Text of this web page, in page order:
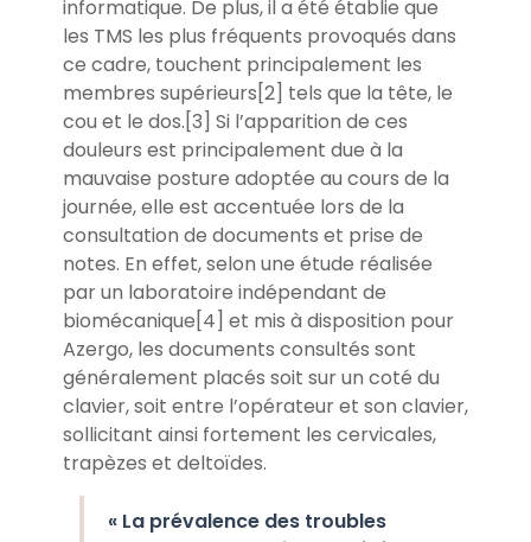
informatique. De plus, il a été établie que
les TMS les plus fréquents provoqués dans
ce cadre, touchent principalement les
membres supérieurs[2] tels que la tête, le
cou et le dos.[3] Si l’apparition de ces
douleurs est principalement due à la
mauvaise posture adoptée au cours de la
journée, elle est accentuée lors de la
consultation de documents et prise de
notes. En effet, selon une étude réalisée
par un laboratoire indépendant de
biomécanique[4] et mis à disposition pour
Azergo, les documents consultés sont
généralement placés soit sur un coté du
clavier, soit entre l’opérateur et son clavier,
sollicitant ainsi fortement les cervicales,
trapèzes et deltoïdes.
« La prévalence des troubles